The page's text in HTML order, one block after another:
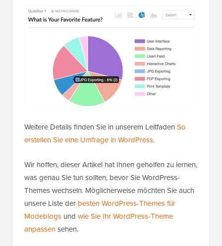
Weitere Details finden Sie in unserem Leitfaden So
erstellen Sie eine Umfrage in WordPress.
Wir hoffen, dieser Artikel hat Ihnen geholfen zu lernen,
was genau Sie tun sollten, bevor Sie WordPress-
Themes wechseln. Möglicherweise möchten Sie auch
unsere Liste der besten WordPress-Themes für
Modeblogs und wie Sie Ihr WordPress-Theme
anpassensehen.